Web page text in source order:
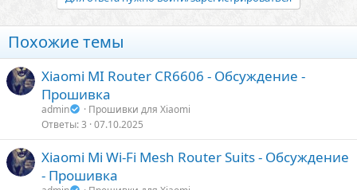
Похожие темы
Xiaomi MI Router CR6606 - Обсуждение -
Прошивка
admin
Прошивки для Xiaomi
Ответы 3 07.10.2025
Xiaomi Mi Wi-Fi Mesh Router Suits - Обсуждение
- Прошивка